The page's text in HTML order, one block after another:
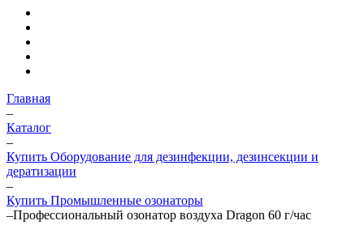
Главная
–
Каталог
–
Купить Оборудование для дезинфекции, дезинсекции и
дератизации
–
Купить Промышленные озонаторы
–Профессиональный озонатор воздуха Dragon 60 г/час